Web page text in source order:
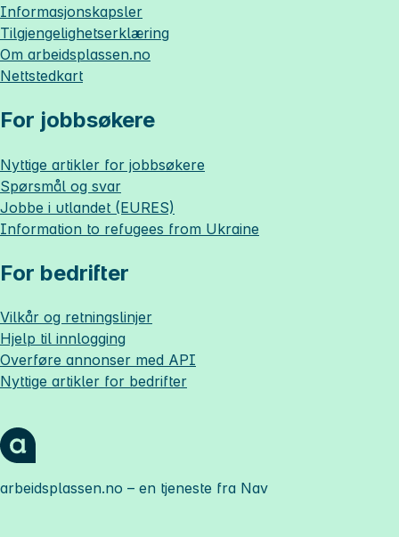
Informasjonskapsler
Tilgjengelighetserklæring
Om arbeidsplassen.no
Nettstedkart
For jobbsøkere
Nyttige artikler for jobbsøkere
Spørsmål og svar
Jobbe i utlandet (EURES)
Information to refugees from Ukraine
For bedrifter
Vilkår og retningslinjer
Hjelp til innlogging
Overføre annonser med API
Nyttige artikler for bedrifter
arbeidsplassen.no – en tjeneste fra Nav